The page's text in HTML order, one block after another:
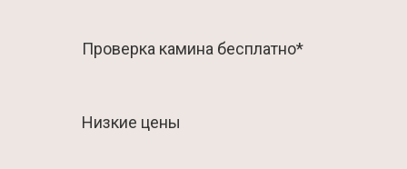
Проверка камина бесплатно*
Низкие цены